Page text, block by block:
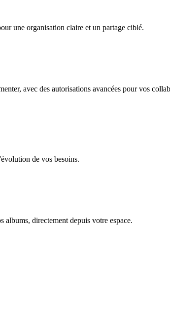
une organisation claire et un partage ciblé.
avec des autorisations avancées pour vos
de vos besoins.
directement depuis votre espace.